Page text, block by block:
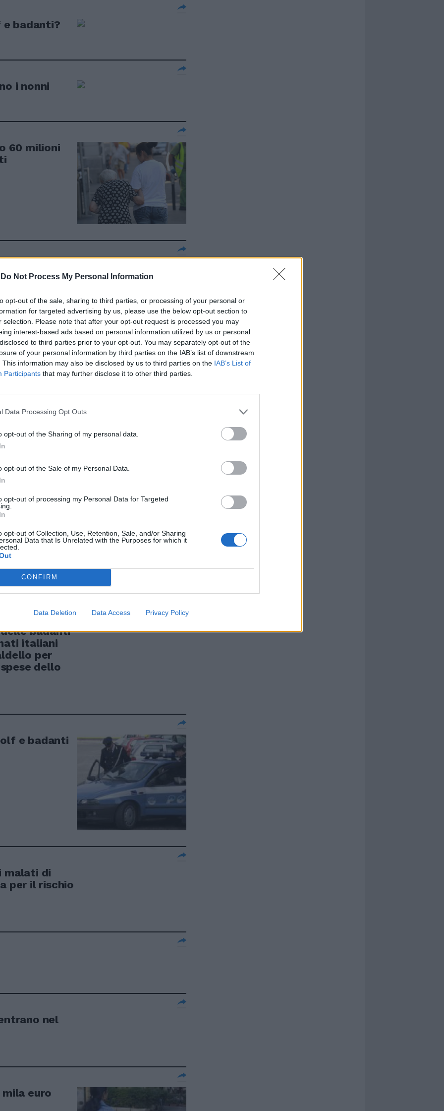
Do Not Process My Personal Information
opt-out of the sale, sharing to third parties, or processing of your personal or
for targeted advertising by us, please use the below opt-out section to
selection. Please note that after your opt-out request is processed you may
interest-based ads based on personal information utilized by us or personal
to third parties prior to your opt-out. You may separately opt-out of the
of your personal information by third parties on the IAB’s list of downstream
This information may also be disclosed by us to third parties on the IAB’s List of
Participants that may further disclose it to other third parties.
Data Processing Opt Outs
opt-out of the Sharing of my personal data.
opt-out of the Sale of my Personal Data.
opt-out of processing my Personal Data for Targeted
opt-out of Collection, Use, Retention, Sale, and/or Sharing
Data that Is Unrelated with the Purposes for which it
CONFIRM
Data Deletion Data Access Privacy Policy
e badanti?
i nonni
60 milioni
ha
pagati
I nuovi
badanti
RIGIDA
delle badanti
italiani
per
dello
e badanti
malati di
per il rischio
nel
euro